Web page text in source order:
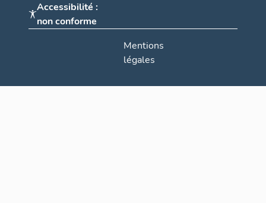
Accessibilité :
non conforme
Mentions
légales